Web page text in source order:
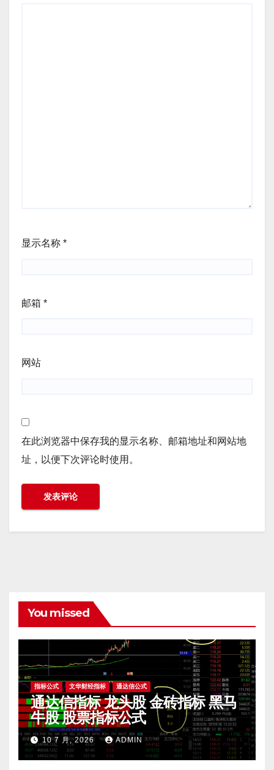
显示名称 *
邮箱 *
网站
在此浏览器中保存我的显示名称、邮箱地址和网站地
址，以便下次评论时使用。
You missed
指标公式 文华财经指标 通达信公式
通达信指标 龙头股 金砖指标 黑马
牛股 股票指标公式
10 7 月, 2026 ADMIN